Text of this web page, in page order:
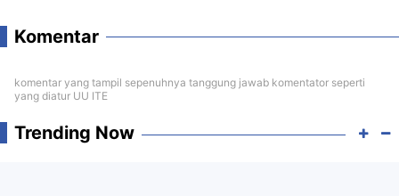
Komentar
komentar yang tampil sepenuhnya tanggung jawab komentator seperti
yang diatur UU ITE
Trending Now